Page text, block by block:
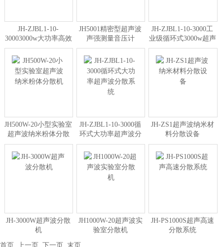
JH-ZJBL1-10-
30003000w大功率高效
超声波生物柴油设备
JH5001精密型超声波
声强测量音压计
JH-ZJBL1-10-3000工
业级循环式3000w超声
波分散系统
JH500W-20小型实验室
超声波纳米粉体分散
机
JH-ZJBL1-10-3000循
环式大功率超声波分
散系统
JH-ZS1超声波纳米材
料分散设备
JH-3000W超声波分散
机
JH1000W-20超声波实
验室分散机
JH-PS1000S超声高速
分散系统
首页 上一页 下一页 末页